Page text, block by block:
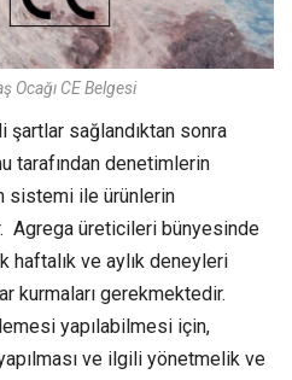
Ocağı CE Belgesi
şartlar sağlandıktan sonra
tarafından denetimlerin
sistemi ile ürünlerin
Agrega üreticileri bünyesinde
haftalık ve aylık deneyleri
kurmaları gerekmektedir.
yapılabilmesi için,
ve ilgili yönetmelik ve